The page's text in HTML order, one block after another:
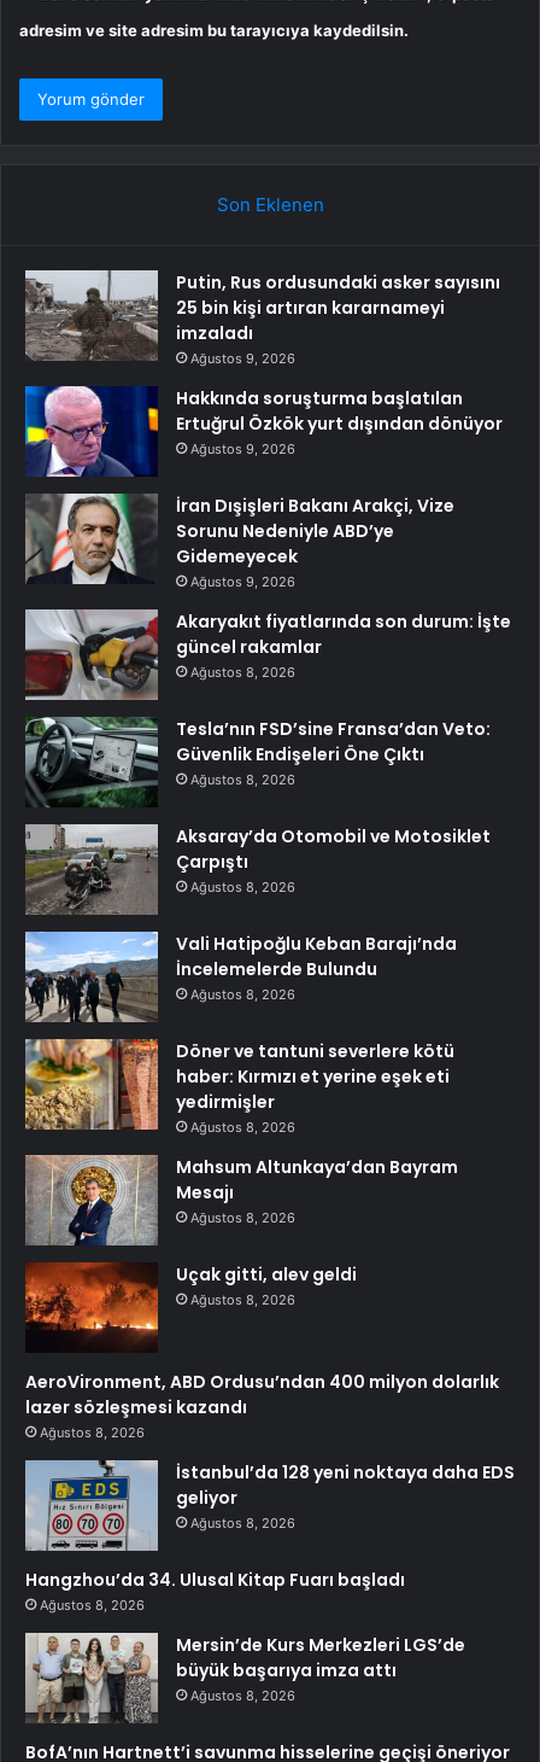
adresim ve site adresim bu tarayıcıya kaydedilsin.
Son Eklenen
Putin, Rus ordusundaki asker sayısını
25 bin kişi artıran kararnameyi
imzaladı
Ağustos 9, 2026
Hakkında soruşturma başlatılan
Ertuğrul Özkök yurt dışından dönüyor
Ağustos 9, 2026
İran Dışişleri Bakanı Arakçi, Vize
Sorunu Nedeniyle ABD’ye
Gidemeyecek
Ağustos 9, 2026
Akaryakıt fiyatlarında son durum: İşte
güncel rakamlar
Ağustos 8, 2026
Tesla’nın FSD’sine Fransa’dan Veto:
Güvenlik Endişeleri Öne Çıktı
Ağustos 8, 2026
Aksaray’da Otomobil ve Motosiklet
Çarpıştı
Ağustos 8, 2026
Vali Hatipoğlu Keban Barajı’nda
İncelemelerde Bulundu
Ağustos 8, 2026
Döner ve tantuni severlere kötü
haber: Kırmızı et yerine eşek eti
yedirmişler
Ağustos 8, 2026
Mahsum Altunkaya’dan Bayram
Mesajı
Ağustos 8, 2026
Uçak gitti, alev geldi
Ağustos 8, 2026
AeroVironment, ABD Ordusu’ndan 400 milyon dolarlık
lazer sözleşmesi kazandı
Ağustos 8, 2026
İstanbul’da 128 yeni noktaya daha EDS
geliyor
Ağustos 8, 2026
Hangzhou’da 34. Ulusal Kitap Fuarı başladı
Ağustos 8, 2026
Mersin’de Kurs Merkezleri LGS’de
büyük başarıya imza attı
Ağustos 8, 2026
BofA’nın Hartnett’i savunma hisselerine geçişi öneriyor